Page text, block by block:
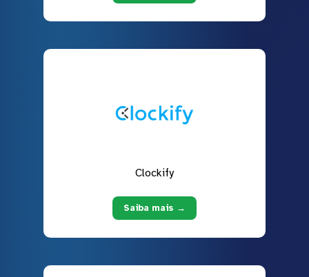
Clockify
Saiba mais →